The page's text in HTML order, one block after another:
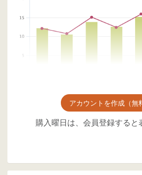
アカウントを作成（無
購入曜日は、会員登録すると